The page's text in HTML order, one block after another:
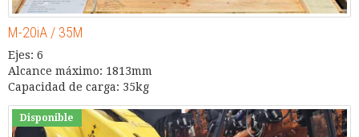
M-20iA / 35M
Ejes: 6
Alcance máximo: 1813mm
Capacidad de carga: 35kg
Disponible